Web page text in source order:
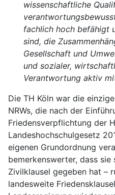
wissenschaftliche
fachlich hoch befähigt
sind, die
Gesellschaft und
und sozialer,
Verantwortung aktiv
Die TH Köln war die
NRWs, die nach der
Friedensverpflichtung der
Landeshochschulgesetz
eigenen Grundordnung
bemerkenswerter, dass sie
Zivilklausel gegeben hat –
landesweite